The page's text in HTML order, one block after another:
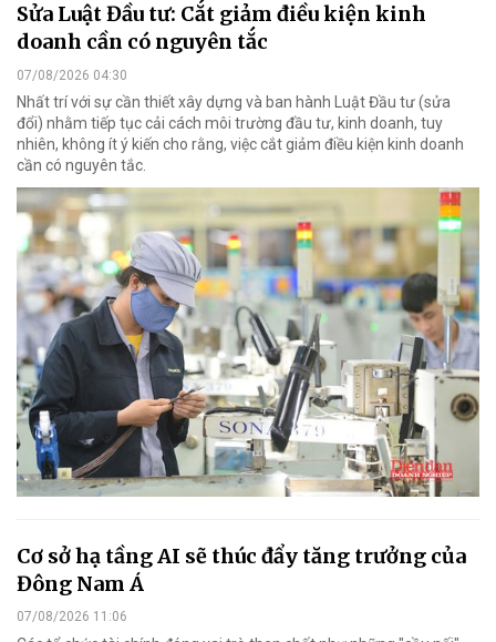
Sửa Luật Đầu tư: Cắt giảm điều kiện kinh
doanh cần có nguyên tắc
07/08/2026 04:30
Nhất trí với sự cần thiết xây dựng và ban hành Luật Đầu tư (sửa
đổi) nhằm tiếp tục cải cách môi trường đầu tư, kinh doanh, tuy
nhiên, không ít ý kiến cho rằng, việc cắt giảm điều kiện kinh doanh
cần có nguyên tắc.
Cơ sở hạ tầng AI sẽ thúc đẩy tăng trưởng của
Đông Nam Á
07/08/2026 11:06